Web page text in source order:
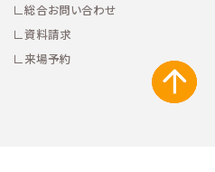
総合お問い合わせ
資料請求
来場予約